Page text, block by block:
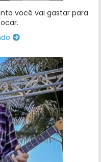
você vai gastar para